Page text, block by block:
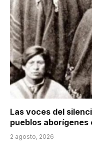
Las voces del
pueblos aborígenes
2 agosto, 2026